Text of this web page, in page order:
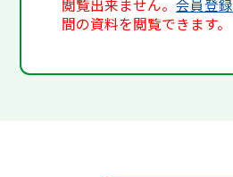
閲覧出来ません。会員登録
間の資料を閲覧できます。